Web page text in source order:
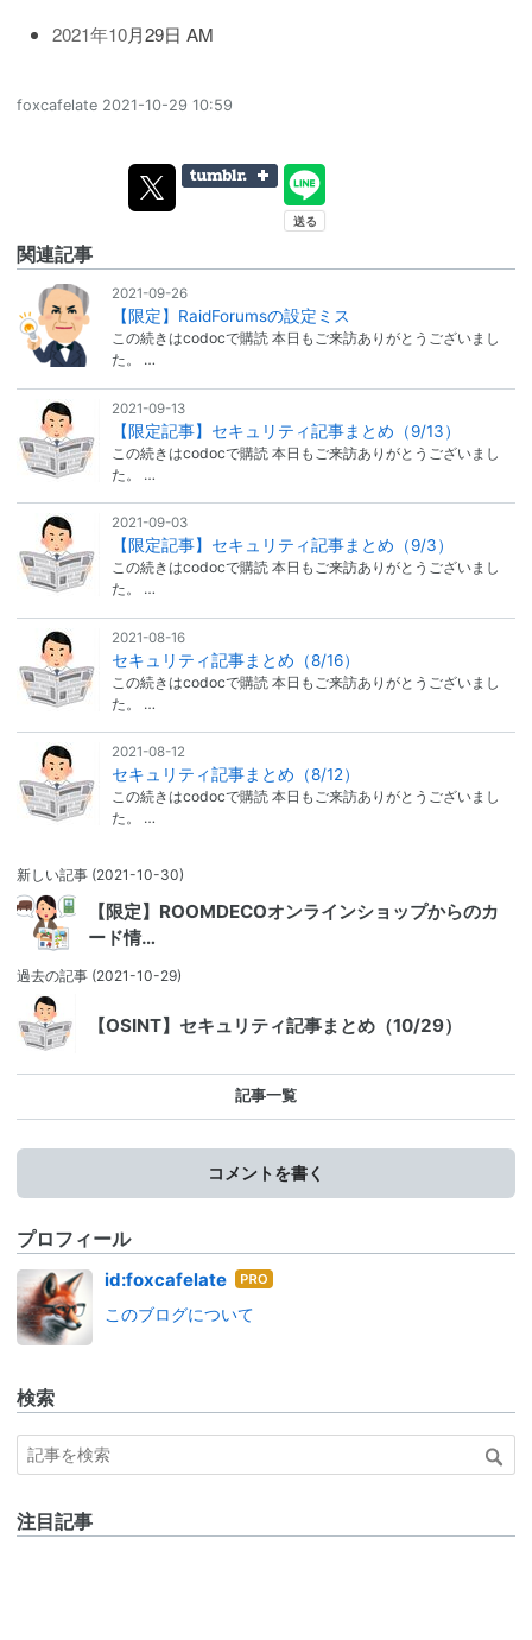
2021年10月29日 AM
foxcafelate 2021-10-29 10:59
関連記事
2021-09-26
【限定】RaidForumsの設定ミス
この続きはcodocで購読 本日もご来訪ありがとうございまし
た。 …
2021-09-13
【限定記事】セキュリティ記事まとめ（9/13）
この続きはcodocで購読 本日もご来訪ありがとうございまし
た。 …
2021-09-03
【限定記事】セキュリティ記事まとめ（9/3）
この続きはcodocで購読 本日もご来訪ありがとうございまし
た。 …
2021-08-16
セキュリティ記事まとめ（8/16）
この続きはcodocで購読 本日もご来訪ありがとうございまし
た。 …
2021-08-12
セキュリティ記事まとめ（8/12）
この続きはcodocで購読 本日もご来訪ありがとうございまし
た。 …
新しい記事 (2021-10-30)
【限定】ROOMDECOオンラインショップからのカ
ード情…
過去の記事 (2021-10-29)
【OSINT】セキュリティ記事まとめ（10/29）
記事一覧
コメントを書く
プロフィール
id:foxcafelate はて
ログ
このブログについて
検索
注目記事